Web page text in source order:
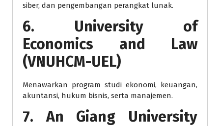
siber, dan pengembangan perangkat lunak.
6. University of
Economics and Law
(VNUHCM-UEL)
Menawarkan program studi ekonomi, keuangan,
akuntansi, hukum bisnis, serta manajemen.
7. An Giang University